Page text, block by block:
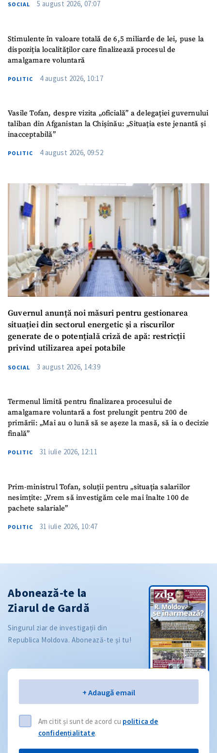
SOCIAL 5 august 2026, 07:07
Stimulente în valoare totală de 6,5 miliarde de lei, puse la
dispoziția localităților care finalizează procesul de
amalgamare voluntară
POLITIC 4 august 2026, 10:17
Vasile Tofan, despre vizita „oficială” a delegației guvernului
taliban din Afganistan la Chișinău: „Situația este jenantă și
inacceptabilă”
POLITIC 4 august 2026, 09:52
Guvernul anunță noi măsuri pentru gestionarea
situației din sectorul energetic și a riscurilor
generate de o potențială criză de apă: restricții
privind utilizarea apei potabile
SOCIAL 3 august 2026, 14:39
Termenul limită pentru finalizarea procesului de
amalgamare voluntară a fost prelungit pentru 200 de
primării: „Mai au o lună să se așeze la masă, să ia o decizie
finală”
POLITIC 31 iulie 2026, 12:11
Prim-ministrul Tofan, soluții pentru „situația salariilor
nesimțite: „Vrem să investigăm cele mai înalte 100 de
pachete salariale”
POLITIC 31 iulie 2026, 10:47
Abonează-te la
Ziarul de Gardă
Singurul ziar de investigații din
Republica Moldova. Abonează-te și tu!
+ Adaugă email
Am citit și sunt de acord cu politica de
confidențialitate.